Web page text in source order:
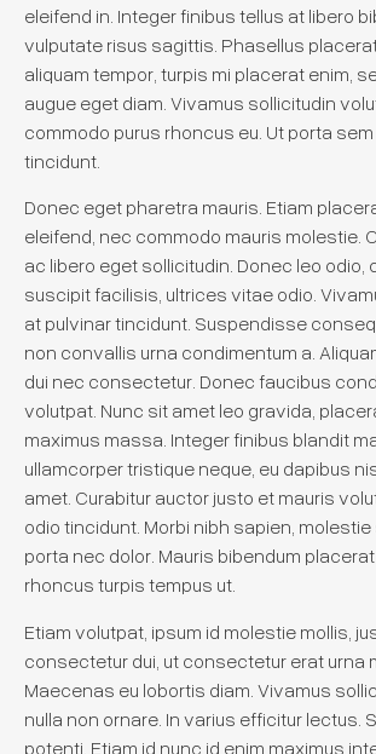
eleifend in. Integer finibus tellus at libero
vulputate risus sagittis. Phasellus
aliquam tempor, turpis mi placerat enim,
augue eget diam. Vivamus sollicitudin
commodo purus rhoncus eu. Ut porta
tincidunt.
Donec eget pharetra mauris. Etiam
eleifend, nec commodo mauris molestie.
ac libero eget sollicitudin. Donec leo odio,
suscipit facilisis, ultrices vitae odio.
at pulvinar tincidunt. Suspendisse
non convallis urna condimentum a.
dui nec consectetur. Donec faucibus
volutpat. Nunc sit amet leo gravida,
maximus massa. Integer finibus blandit
ullamcorper tristique neque, eu dapibus
amet. Curabitur auctor justo et mauris
odio tincidunt. Morbi nibh sapien,
porta nec dolor. Mauris bibendum
rhoncus turpis tempus ut.
Etiam volutpat, ipsum id molestie mollis,
consectetur dui, ut consectetur erat urna
Maecenas eu lobortis diam. Vivamus
nulla non ornare. In varius efficitur lectus.
potenti. Etiam id nunc id enim maximus